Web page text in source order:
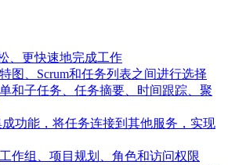
、更快速地完成工作
图、Scrum和任务列表之间进行选择
和子任务、任务摘要、时间跟踪、聚
功能，将任务连接到其他服务，实现
作组、项目规划、角色和访问权限